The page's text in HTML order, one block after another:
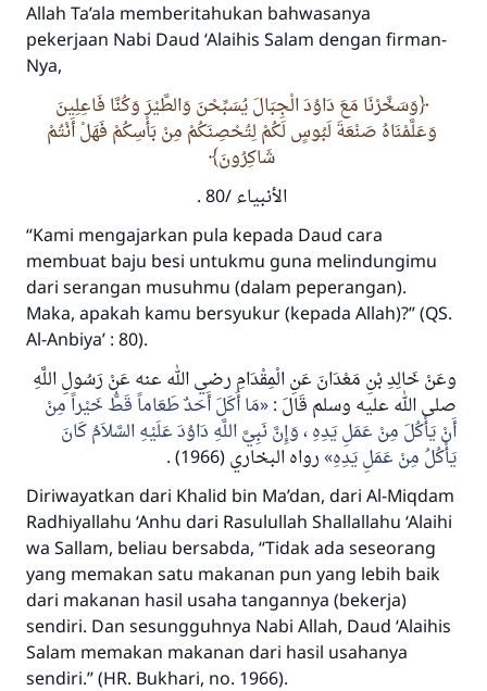
Allah Ta’ala memberitahukan bahwasanya
pekerjaan Nabi Daud ‘Alaihis Salam dengan firman-
Nya,
وَسَخَّرْنَا مَعَ دَاوُدَ الْجِبَالَ يُسَبِّحْنَ وَالطَّيْرَ وَكُنَّا فَاعِلِينَ
وَعَلَّمْنَاهُ صَنْعَةَ لَبُوسٍ لَكُمْ لِتُحْصِنَكُمْ مِنْ بَأْسِكُمْ فَهَلْ أَنْتُمْ
شَاكِرُونَ
الأنبياء /80
.
“Kami mengajarkan pula kepada Daud cara
membuat baju besi untukmu guna melindungimu
dari serangan musuhmu (dalam peperangan).
Maka, apakah kamu bersyukur (kepada Allah)?”(QS.
Al-Anbiya’ : 80).
وعَنْ خَالِدِ بْنِ مَعْدَانَ عَنِ الْمِقْدَامِ رضي الله عنه عَنْ رَسُولِ اللَّهِ
صلى الله عليه وسلم قَالَ :
مَا أَكَلَ أَحَدٌ طَعَاماً قَطُّ خَيْراً مِنْ
أَنْ يَأْكُلَ مِنْ عَمَلِ يَدِهِ ، وَإِنَّ نَبِيَّ اللَّهِ دَاوُدَ عَلَيْهِ السَّلاَمُ كَانَ
يَأْكُلُ مِنْ عَمَلِ يَدِهِ
رواه البخاري (1966) .
Diriwayatkan dari Khalid bin Ma’dan, dari Al-Miqdam
Radhiyallahu ‘Anhu dari Rasulullah Shallallahu ‘Alaihi
wa Sallam, beliau bersabda, “Tidak ada seseorang
yang memakan satu makanan pun yang lebih baik
dari makanan hasil usaha tangannya (bekerja)
sendiri. Dan sesungguhnya Nabi Allah, Daud ‘Alaihis
Salam memakan makanan dari hasil usahanya
sendiri.” (HR. Bukhari, no. 1966).